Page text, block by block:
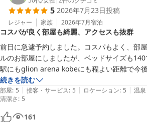
5 2026年7月23日投稿
レジャー 家族 2026年7月宿泊
コスパが良く部屋も綺麗、アクセスも抜群
前日に急遽予約しました。コスパもよく、部
ルのお部屋にしましたが、ベッドサイズも
駅にもglion arena kobeにも程よい距離で今
たいと思います。
続きを読む
部屋: 5 | 接客・サービス: 5 | ロケーション: 5 | 温
清潔さ: 5
161